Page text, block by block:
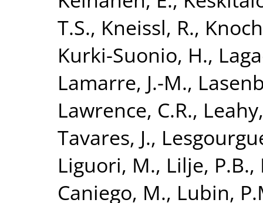
T.S., Kneissl, R.,
Kurki-Suonio, H.,
Lamarre, J.-M.,
Lawrence, C.R.,
Tavares, J.,
Liguori, M., Lilje, P.B.,
Caniego, M., Lubin,